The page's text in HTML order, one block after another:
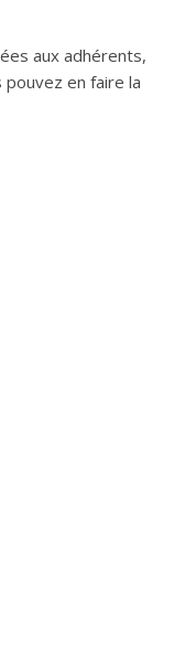
aux adhérents,
pouvez en faire la